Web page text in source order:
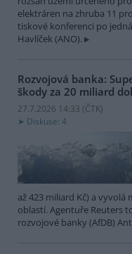
elektráren na zhruba 11
tiskové konferenci po
Havlíček (ANO).
Rozvojová banka:
škody za 20 miliard
27.7.2026 14:33 (ČTK)
Diskuse: 4
až 423 miliard Kč) a vyvolá
oblastí. Agentuře Reuters
rozvojové banky (AfDB)